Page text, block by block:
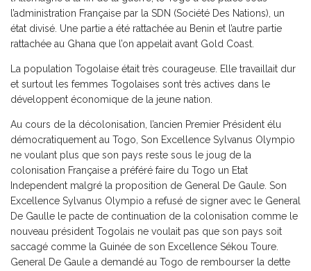
l’administration Française par la SDN (Société Des Nations), un
état divisé. Une partie a été rattachée au Benin et l’autre partie
rattachée au Ghana que l’on appelait avant Gold Coast.
La population Togolaise était très courageuse. Elle travaillait dur
et surtout les femmes Togolaises sont très actives dans le
développent économique de la jeune nation.
Au cours de la décolonisation, l’ancien Premier Président élu
démocratiquement au Togo, Son Excellence Sylvanus Olympio
ne voulant plus que son pays reste sous le joug de la
colonisation Française a préféré faire du Togo un Etat
Independent malgré la proposition de General De Gaule. Son
Excellence Sylvanus Olympio a refusé de signer avec le General
De Gaulle le pacte de continuation de la colonisation comme le
nouveau président Togolais ne voulait pas que son pays soit
saccagé comme la Guinée de son Excellence Sékou Toure.
General De Gaule a demandé au Togo de rembourser la dette